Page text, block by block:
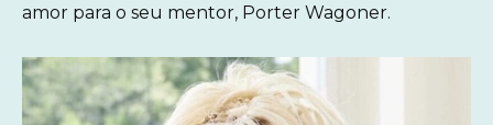
amor para o seu mentor, Porter Wagoner.